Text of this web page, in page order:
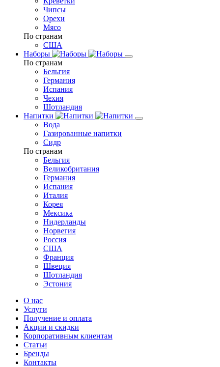
Чипсы
Орехи
Мясо
По странам
США
Наборы
По странам
Бельгия
Германия
Испания
Чехия
Шотландия
Напитки
Вода
Газированные напитки
Сидр
По странам
Бельгия
Великобритания
Германия
Испания
Италия
Корея
Мексика
Нидерланды
Норвегия
Россия
США
Франция
Швеция
Шотландия
Эстония
О нас
Услуги
Получение и оплата
Акции и скидки
Корпоративным клиентам
Статьи
Бренды
Контакты